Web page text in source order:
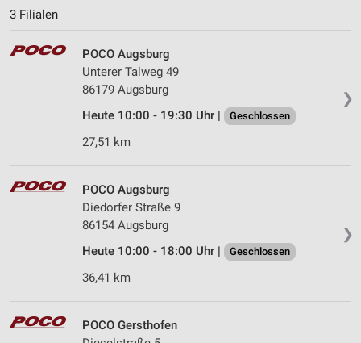
3 Filialen
❯
POCO Augsburg
Unterer Talweg 49
86179 Augsburg
Heute 10:00 - 19:30 Uhr |
Geschlossen
27,51 km
❯
POCO Augsburg
Diedorfer Straße 9
86154 Augsburg
Heute 10:00 - 18:00 Uhr |
Geschlossen
36,41 km
POCO Gersthofen